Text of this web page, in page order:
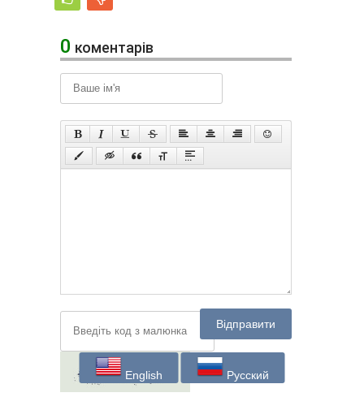
0 коментарів
Відправити
English Русский